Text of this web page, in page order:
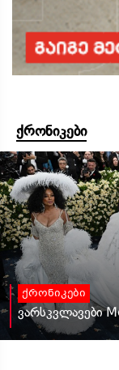
ქრონიკები
ქრონიკები
ვარსკვლავები